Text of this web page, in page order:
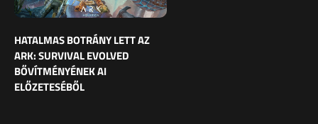
HATALMAS BOTRÁNY LETT AZ
ARK: SURVIVAL EVOLVED
BŐVÍTMÉNYÉNEK AI
ELŐZETESÉBŐL